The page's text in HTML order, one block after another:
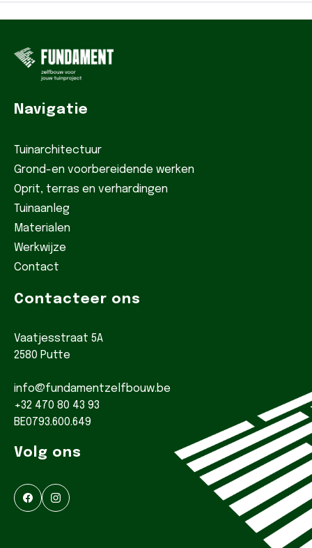
Navigatie
Tuinarchitectuur
Grond-en voorbereidende werken
Oprit, terras en verhardingen
Tuinaanleg
Materialen
Werkwijze
Contact
Contacteer ons
Vaatjesstraat 5A
2580 Putte
info@fundamentzelfbouw.be
+32 470 80 43 93
BE0793.600.649
Volg ons
FacebookInstagram